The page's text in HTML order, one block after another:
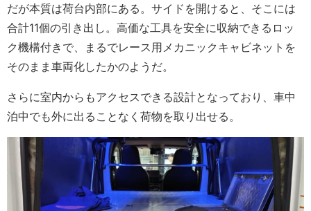
だが本質は荷台内部にある。サイドを開けると、そこには
合計11個の引き出し。高価な工具を安全に収納できるロッ
ク機構付きで、まるでレース用メカニックキャビネットを
そのまま車両化したかのようだ。
さらに室内からもアクセスできる設計となっており、車中
泊中でも外に出ることなく荷物を取り出せる。